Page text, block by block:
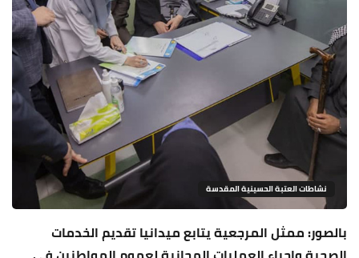
نشاطات العتبة الحسينية المقدسة
بالصور: ممثل المرجعية يتابع ميدانيا تقديم الخدمات